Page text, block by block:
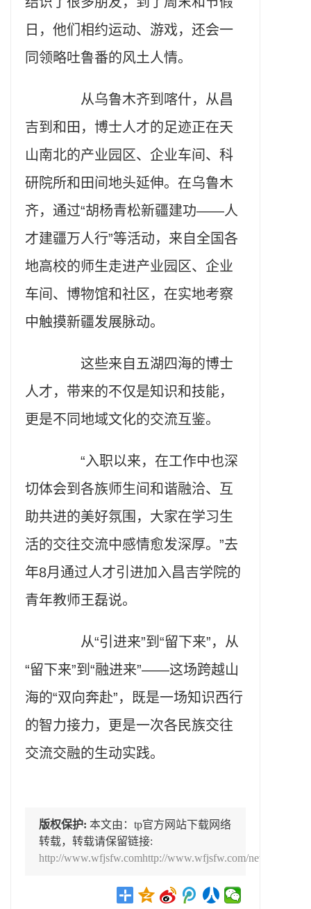
日，他们相约运动、游戏，还会一
同领略吐鲁番的风土人情。
从乌鲁木齐到喀什，从昌
吉到和田，博士人才的足迹正在天
山南北的产业园区、企业车间、科
研院所和田间地头延伸。在乌鲁木
齐，通过“胡杨青松新疆建功——人
才建疆万人行”等活动，来自全国各
地高校的师生走进产业园区、企业
车间、博物馆和社区，在实地考察
中触摸新疆发展脉动。
这些来自五湖四海的博士
人才，带来的不仅是知识和技能，
更是不同地域文化的交流互鉴。
“入职以来，在工作中也深
切体会到各族师生间和谐融洽、互
助共进的美好氛围，大家在学习生
活的交往交流中感情愈发深厚。”去
年8月通过人才引进加入昌吉学院的
青年教师王磊说。
从“引进来”到“留下来”，从
“留下来”到“融进来”——这场跨越山
海的“双向奔赴”，既是一场知识西行
的智力接力，更是一次各民族交往
交流交融的生动实践。
版权保护: 本文由：tp官方网站下载网络
转载，转载请保留链接:
http://www.wfjsfw.comhttp://www.wfjsfw.com/news/